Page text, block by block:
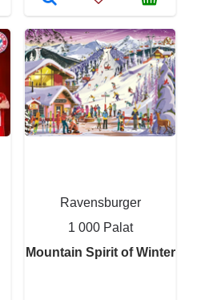
Ravensburger
1 000 Palat
Mountain Spirit of Winter